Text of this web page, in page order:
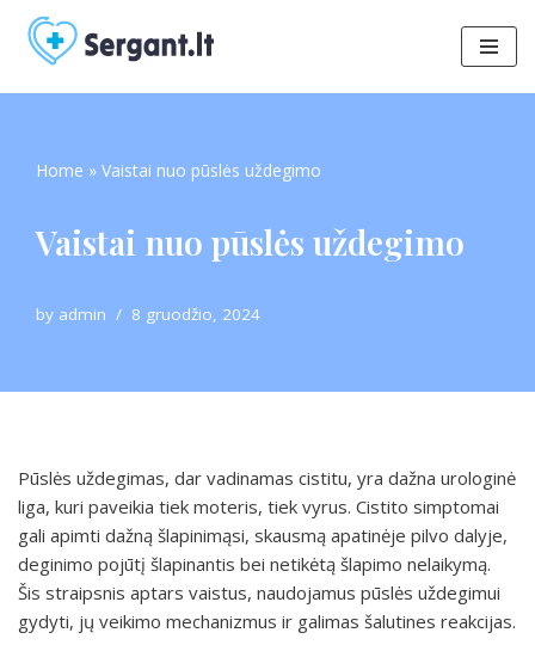
Skip
to
Home » Vaistai nuo pūslės uždegimo
Vaistai nuo pūslės uždegimo
by admin 8 gruodžio, 2024
Pūslės uždegimas, dar vadinamas cistitu, yra dažna urologinė
liga, kuri paveikia tiek moteris, tiek vyrus. Cistito simptomai
gali apimti dažną šlapinimąsi, skausmą apatinėje pilvo dalyje,
deginimo pojūtį šlapinantis bei netikėtą šlapimo nelaikymą.
Šis straipsnis aptars vaistus, naudojamus pūslės uždegimui
gydyti, jų veikimo mechanizmus ir galimas šalutines reakcijas.